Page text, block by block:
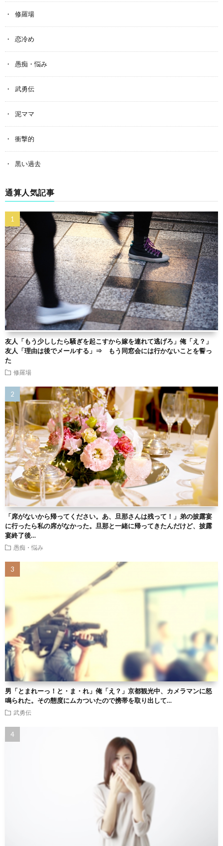
修羅場
恋冷め
愚痴・悩み
武勇伝
泥ママ
衝撃的
黒い過去
通算人気記事
友人「もう少ししたら騒ぎを起こすから嫁を連れて逃げろ」俺「え？」
友人「理由は後でメールする」⇒ もう同窓会には行かないことを誓っ
た
修羅場
「席がないから帰ってください。あ、旦那さんは残って！」弟の披露宴
に行ったら私の席がなかった。旦那と一緒に帰ってきたんだけど、披露
宴終了後…
愚痴・悩み
男「とまれーっ！と・ま・れ」俺「え？」京都観光中、カメラマンに怒
鳴られた。その態度にムカついたので携帯を取り出して…
武勇伝